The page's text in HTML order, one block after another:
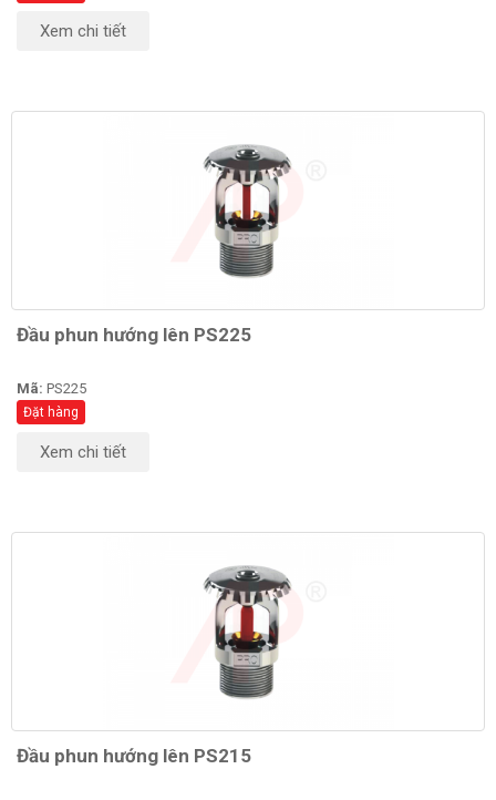
Xem chi tiết
Đầu phun hướng lên PS225
Mã: PS225
Đặt hàng
Xem chi tiết
Đầu phun hướng lên PS215